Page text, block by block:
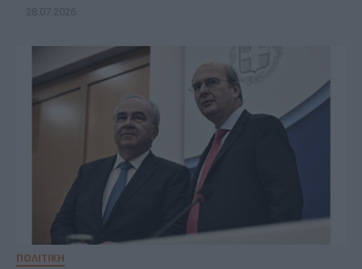
στο Διαλεχτό. Πρόκειται για ένα έργο για το
περιβάλλον και τις ανανεώσιμες πηγές
ενέργειας, με πλήθος ωφελειών για τους
πολίτες. Το έργο […]
ΠΟΛΙΤΙΚΗ